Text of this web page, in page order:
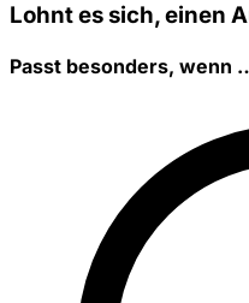
Lohnt es sich, einen
Passt besonders, wenn